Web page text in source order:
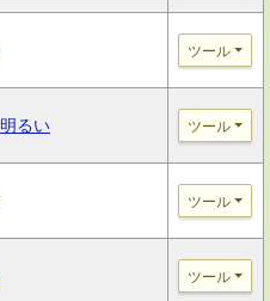
ツール
明るい ツール
ツール
ツール